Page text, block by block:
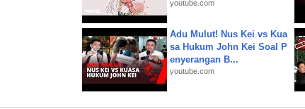
youtube.com
Adu Mulut! Nus Kei vs Kua
sa Hukum John Kei Soal P
enyerangan B...
youtube.com